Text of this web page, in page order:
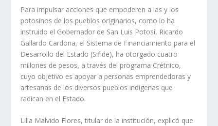
Para impulsar acciones que empoderen a las y los
potosinos de los pueblos originarios, como lo ha
instruido el Gobernador de San Luis Potosí, Ricardo
Gallardo Cardona, el Sistema de Financiamiento para el
Desarrollo del Estado (Sifide), ha otorgado cuatro
millones de pesos, a través del programa Crétnico,
cuyo objetivo es apoyar a personas emprendedoras y
artesanas de los diversos pueblos indígenas que
radican en el Estado.
Lilia Malvido Flores, titular de la institución, explicó que